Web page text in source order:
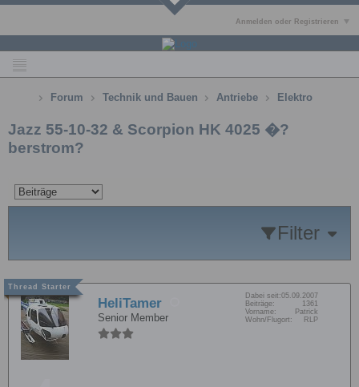
Anmelden oder Registrieren
Forum Technik und Bauen Antriebe Elektro
Jazz 55-10-32 & Scorpion HK 4025 �?
berstrom?
Filter
HeliTamer
Senior Member
Dabei seit:05.09.2007
Beiträge:
1361
Vorname:
Patrick
Wohn/Flugort:
RLP